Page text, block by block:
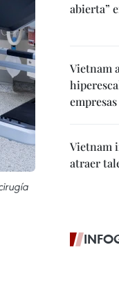
abierta”
Vietnam
Vietnam
atraer